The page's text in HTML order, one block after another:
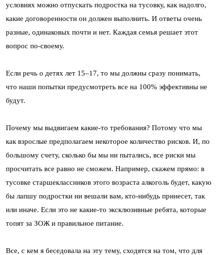
условиях можно отпускать подростка на тусовку, как надолго,
какие договоренности он должен выполнить. И ответы очень
разные, одинаковых почти и нет. Каждая семья решает этот
вопрос по-своему.
Если речь о детях лет 15–17, то мы должны сразу понимать,
что наши попытки предусмотреть все на 100% эффективны не
будут.
Почему мы выдвигаем какие-то требования? Потому что мы
как взрослые предполагаем некоторое количество рисков. И, по
большому счету, сколько бы мы ни пытались, все риски мы
просчитать все равно не сможем. Например, скажем прямо: в
тусовке старшеклассников этого возраста алкоголь будет, какую
бы лапшу подростки ни вешали вам, кто-нибудь принесет, так
или иначе. Если это не какие-то эксклюзивные ребята, которые
топят за ЗОЖ и правильное питание.
Все, с кем я беседовала на эту тему, сходятся на том, что для